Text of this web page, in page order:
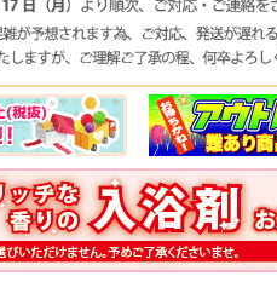
MMさん